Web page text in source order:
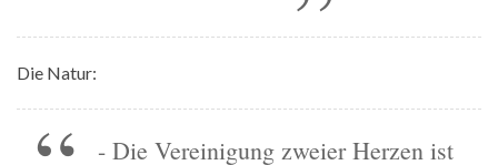
Die Natur:
- Die Vereinigung zweier Herzen ist